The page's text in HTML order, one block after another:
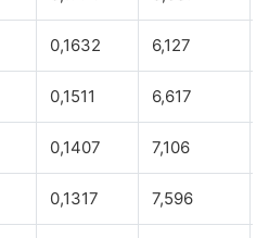
0,1632 6,127
0,1511 6,617
0,1407 7,106
0,1317 7,596